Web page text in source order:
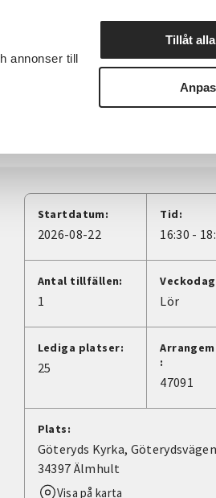
annonser till
Tillåt
Startdatum:
2026-08-22
Tid:
16:30 -
Antal tillfällen:
1 Lör
Lediga platser:
25
:
47091
Plats:
Göteryds Kyrka,
34397 Älmhult
Visa på karta